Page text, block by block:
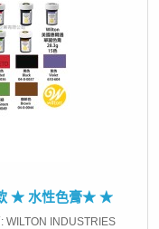
款 ★ 水性色膏★ ★
INDUSTRIES